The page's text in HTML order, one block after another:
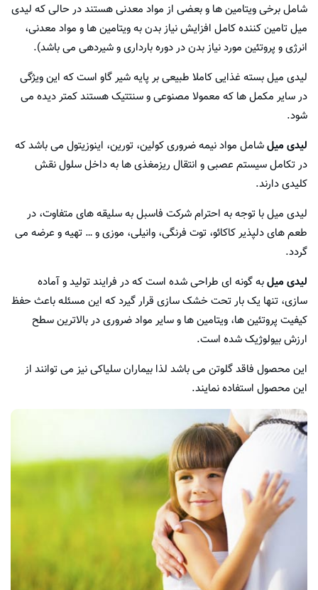
شامل برخی ویتامین ها و بعضی از مواد معدنی هستند در حالی که لیدی
میل تامین کننده کامل افزایش نیاز بدن به ویتامین ها و مواد معدنی،
انرژی و پروتئین مورد نیاز بدن در دوره بارداری و شیردهی می باشد).
لیدی میل بسته غذایی کاملا طبیعی بر پایه شیر گاو است که این ویژگی
در سایر مکمل ها که معمولا مصنوعی و سنتتیک هستند کمتر دیده می
شود.
لیدی میلشامل مواد نیمه ضروری کولین، تورین، اینوزیتول می باشد که
در تکامل سیستم عصبی و انتقال ریزمغذی ها به داخل سلول نقش
کلیدی دارند.
لیدی میل با توجه به احترام شرکت فاسبل به سلیقه های متفاوت، در
طعم های دلپذیر کاکائو، توت فرنگی، وانیلی، موزی و … تهیه و عرضه می
گردد.
لیدی میلبه گونه ای طراحی شده است که در فرایند تولید و آماده
سازی، تنها یک بار تحت خشک سازی قرار گیرد که این مسئله باعث حفظ
کیفیت پروتئین ها، ویتامین ها و سایر مواد ضروری در بالاترین سطح
ارزش بیولوژیک شده است.
این محصول فاقد گلوتن می باشد لذا بیماران سلیاکی نیز می توانند از
این محصول استفاده نمایند.